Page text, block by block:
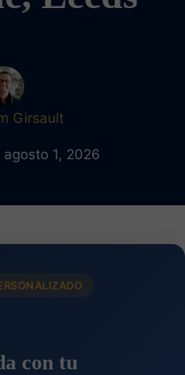
Girsault
1, 2026
con tu